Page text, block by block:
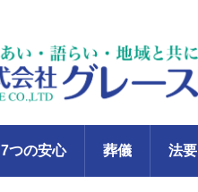
7つの安心 葬儀 法要